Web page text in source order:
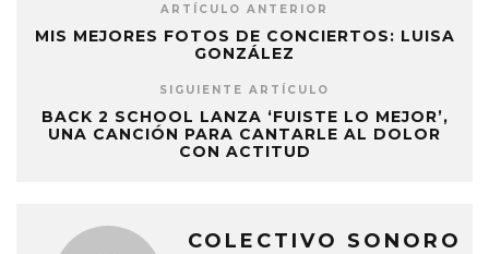
ARTÍCULO ANTERIOR
MIS MEJORES FOTOS DE CONCIERTOS: LUISA
GONZÁLEZ
SIGUIENTE ARTÍCULO
BACK 2 SCHOOL LANZA ‘FUISTE LO MEJOR’,
UNA CANCIÓN PARA CANTARLE AL DOLOR
CON ACTITUD
COLECTIVO SONORO